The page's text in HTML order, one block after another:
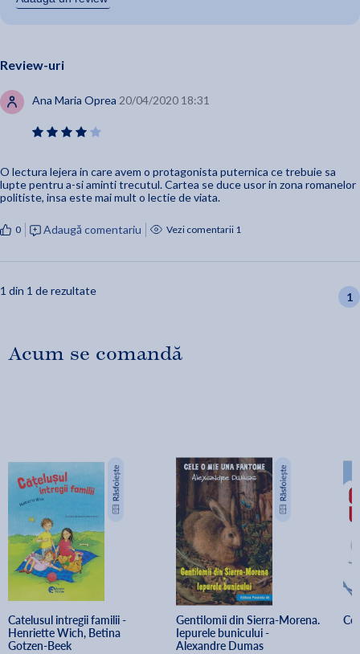
Review-uri
Ana Maria Oprea 20/04/2020 18:31
O lectura lejera in care avem o protagonista puternica ce trebuie sa
lupte pentru a-si aminti trecutul. Cartea se duce usor in zona romanelor
politiste, insa este mai mult o lectie de viata.
0 Adaugă comentariu Vezi comentarii 1
1 din 1 de rezultate 1
Acum se comandă
Catelusul intregii familii -
Henriette Wich, Betina
Gotzen-Beek
Gentilomii din Sierra-Morena.
Iepurele bunicului -
Alexandre Dumas